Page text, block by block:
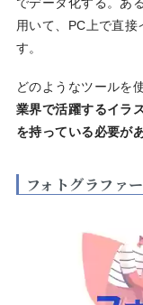
でデータ化する。あ
用いて、PC上で直接
す。
どのようなツールを
業界で活躍するイラ
を持っている必要が
フォトグラファー